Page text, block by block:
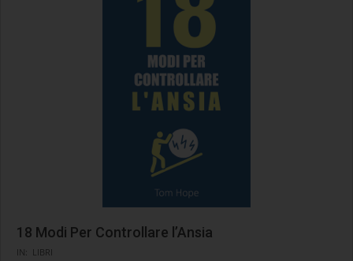
18 Modi Per Controllare l’Ansia
2024-
IN: LIBRI